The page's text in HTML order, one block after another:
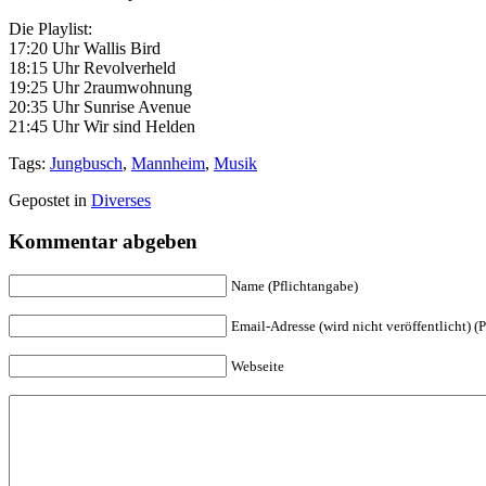
Die Playlist:
17:20 Uhr Wallis Bird
18:15 Uhr Revolverheld
19:25 Uhr 2raumwohnung
20:35 Uhr Sunrise Avenue
21:45 Uhr Wir sind Helden
Tags: Jungbusch, Mannheim, Musik
Gepostet in Diverses
Kommentar abgeben
Name (Pflichtangabe)
Email-Adresse (wird nicht veröffentlicht)
Webseite